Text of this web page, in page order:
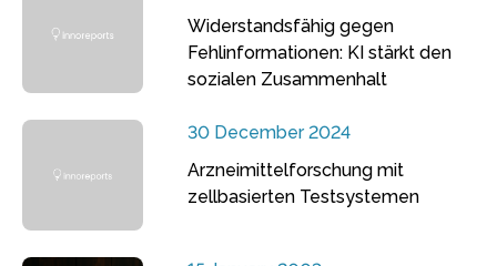
Widerstandsfähig gegen
Fehlinformationen: KI stärkt den
sozialen Zusammenhalt
30 December 2024
Arzneimittelforschung mit
zellbasierten Testsystemen